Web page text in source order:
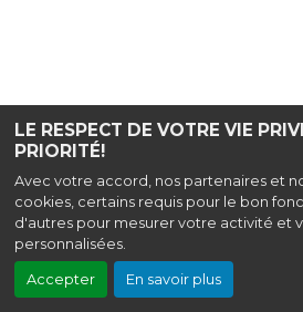
LE RESPECT DE VOTRE VIE
PRIORITÉ!
Avec votre accord, nos partenaires et
cookies, certains requis pour le bon
d'autres pour mesurer votre activité et
personnalisées.
Accepter En savoir plus